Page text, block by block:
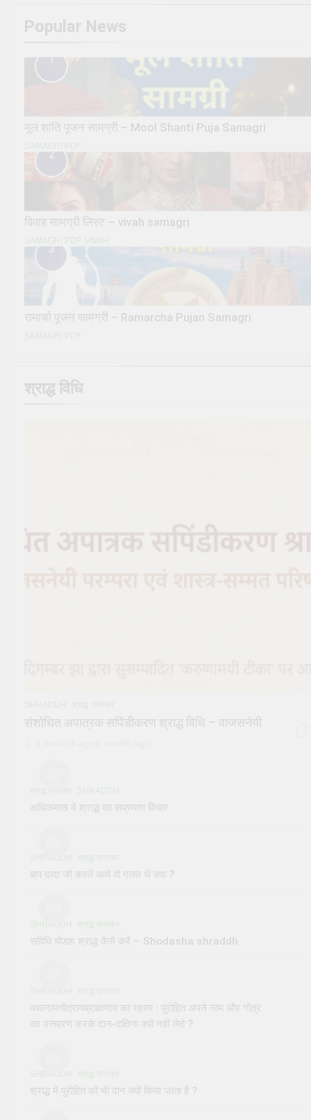
Popular News
1
मूल शांति पूजन सामग्री – Mool Shanti Puja Samagri
SAMAGRI PDF
2
विवाह सामग्री लिस्ट – vivah samagri
SAMAGRI PDF
3
रामार्चा पूजन सामग्री – Ramarcha Pujan Samagri
SAMAGRI PDF
श्राद्ध विधि
SHRADDH श्राद्ध रत्नाकर
संशोधित अपात्रक सपिंडीकरण श्राद्ध विधि – वाजसनेयी
श्राद्ध रत्नाकर SHRADDH
अधिकमास में श्राद्ध का सप्रमाण विचार
SHRADDH श्राद्ध रत्नाकर
बाप दादा जो करते आये वो गलत थे क्या ?
SHRADDH श्राद्ध रत्नाकर
सविधि षोडश श्राद्ध कैसे करें – Shodasha shraddh
SHRADDH श्राद्ध रत्नाकर
यथानामगोत्रायब्राह्मणाय का रहस्य : पुरोहित अपने नाम और गोत्र
का उच्चारण करके दान-दक्षिणा क्यों नहीं लेते ?
SHRADDH श्राद्ध रत्नाकर
श्राद्ध में पुरोहित को भी दान क्यों किया जाता है ?